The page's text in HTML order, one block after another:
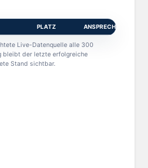
PLATZ ANSPRECHPARTNER
Live-Datenquelle alle 300
bleibt der letzte erfolgreiche
Stand sichtbar.